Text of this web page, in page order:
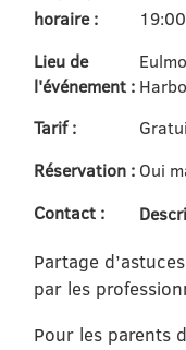
horaire :
19:00
Lieu de
l'événement :
Tarif :
Réservation : Oui
Contact :
Partage
par les
Pour les parents